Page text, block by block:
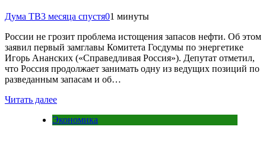
Дума ТВ3 месяца спустя01 минуты
России не грозит проблема истощения запасов нефти. Об этом
заявил первый замглавы Комитета Госдумы по энергетике
Игорь Ананских («Справедливая Россия»). Депутат отметил,
что Россия продолжает занимать одну из ведущих позиций по
разведанным запасам и об…
Читать далее
Экономика